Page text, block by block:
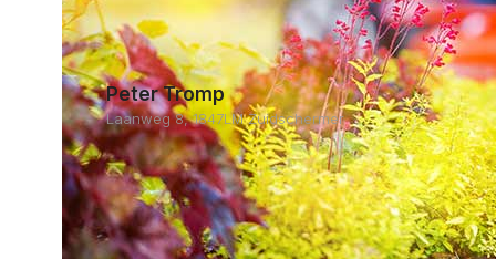
Peter Tromp
Laanweg 8, 1847LM Zuidschermer